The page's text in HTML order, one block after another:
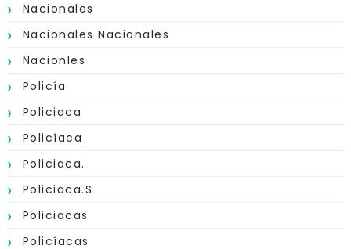
Nacionales
Nacionales Nacionales
Nacionles
Policía
Policiaca
Policíaca
Policiaca.
Policiaca.s
Policiacas
Policíacas